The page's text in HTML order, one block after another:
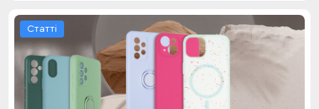
Статті